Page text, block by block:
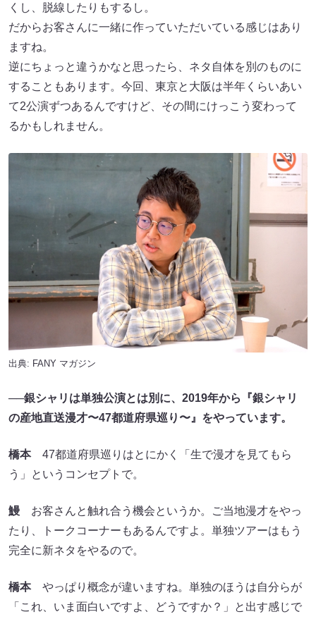
くし、脱線したりもするし。
だからお客さんに一緒に作っていただいている感じはあり
ますね。
逆にちょっと違うかなと思ったら、ネタ自体を別のものに
することもあります。今回、東京と大阪は半年くらいあい
て2公演ずつあるんですけど、その間にけっこう変わって
るかもしれません。
出典: FANY マガジン
──銀シャリは単独公演とは別に、2019年から『銀シャリ
の産地直送漫才〜47都道府県巡り〜』をやっています。
橋本47都道府県巡りはとにかく「生で漫才を見てもら
う」というコンセプトで。
鰻 お客さんと触れ合う機会というか。ご当地漫才をやっ
たり、トークコーナーもあるんですよ。単独ツアーはもう
完全に新ネタをやるので。
橋本やっぱり概念が違いますね。単独のほうは自分らが
「これ、いま面白いですよ、どうですか？」と出す感じで